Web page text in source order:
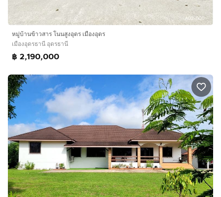
หมู่บ้านข้าวสาร โนนสูงอุดร เมืองอุดร
เมืองอุดรธานี อุดรธานี
฿ 2,190,000